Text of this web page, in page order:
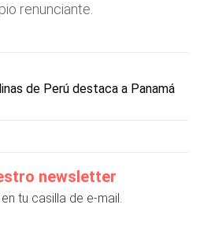
renunciante.
de Perú destaca a Panamá
newsletter
tu casilla de e-mail.